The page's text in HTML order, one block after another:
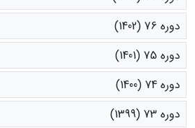
دوره 76 (1402)
دوره 75 (1401)
دوره 74 (1400)
دوره 73 (1399)